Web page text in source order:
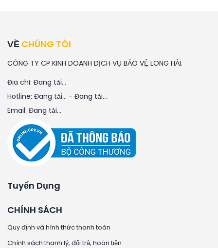
VỀ CHÚNG TÔI
CÔNG TY CP KINH DOANH DỊCH VỤ BẢO VỆ LONG HẢI.
Địa chỉ: Đang tải...
Hotline: Đang tải... - Đang tải...
Email: Đang tải...
Tuyển Dụng
CHÍNH SÁCH
Quy định và hình thức thanh toán
Chính sách thanh lý, đổi trả, hoàn tiền